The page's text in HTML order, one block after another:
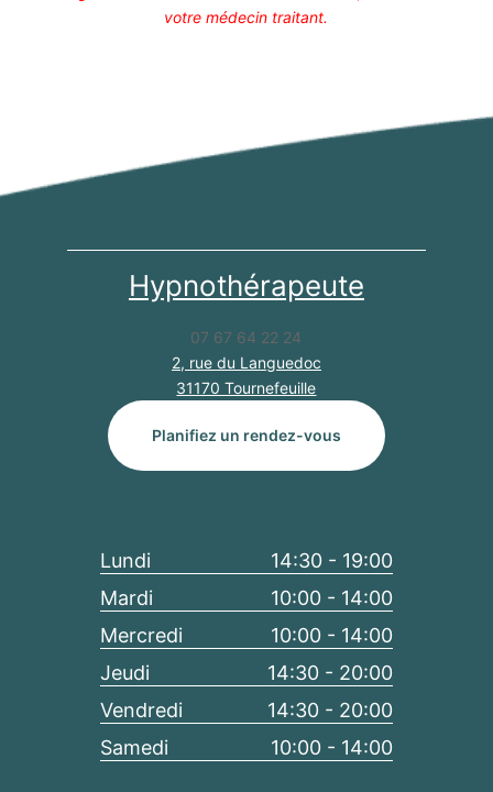
votre médecin traitant.
Hypnothérapeute
07 67 64 22 24
2, rue du Languedoc
31170 Tournefeuille
Planifiez un rendez-vous
Lundi
14:30 - 19:00
Mardi
10:00 - 14:00
Mercredi
10:00 - 14:00
Jeudi
14:30 - 20:00
Vendredi
14:30 - 20:00
Samedi
10:00 - 14:00